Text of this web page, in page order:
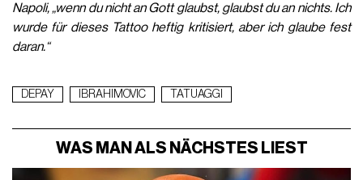
Napoli, „wenn du nicht an Gott glaubst, glaubst du an nichts. Ich
wurde für dieses Tattoo heftig kritisiert, aber ich glaube fest
daran.“
DEPAY IBRAHIMOVIC TATUAGGI
WAS MAN ALS NÄCHSTES LIEST